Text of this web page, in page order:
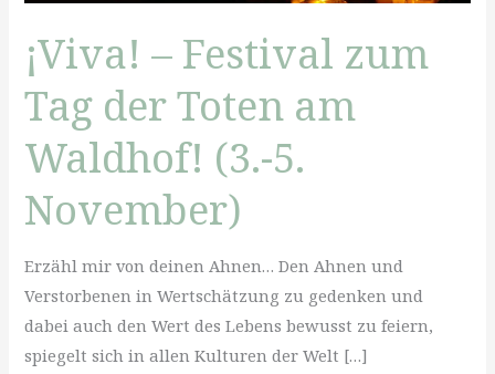
¡Viva! – Festival zum
Tag der Toten am
Waldhof! (3.-5.
November)
Erzähl mir von deinen Ahnen… Den Ahnen und
Verstorbenen in Wertschätzung zu gedenken und
dabei auch den Wert des Lebens bewusst zu feiern,
spiegelt sich in allen Kulturen der Welt […]